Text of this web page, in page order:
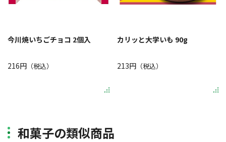
今川焼いちごチョコ 2個入
216円 （税込）
カリッと大学いも 90g
213円（税込）
和菓子の類似商品